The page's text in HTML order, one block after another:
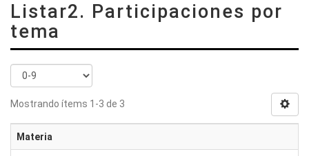
Listar2. Participaciones por
tema
Mostrando ítems 1-3 de 3
Materia